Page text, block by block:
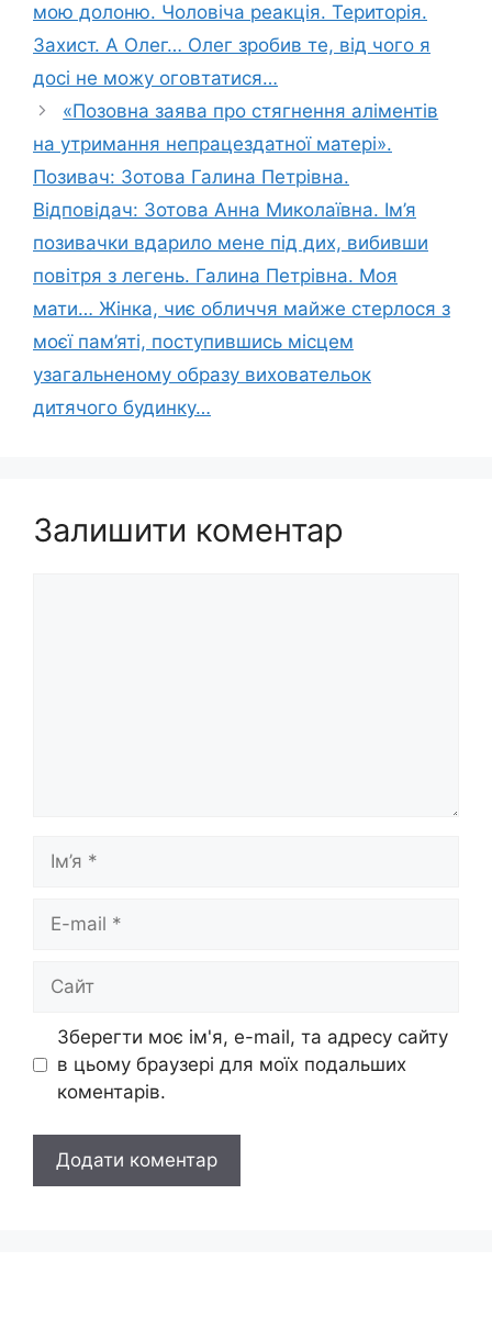
мою долоню. Чоловіча реакція. Територія.
Захист. А Олег… Олег зробив те, від чого я
досі не можу оговтатися…
«Позовна заява про стягнення аліментів
на утримання непрацездатної матері».
Позивач: Зотова Галина Петрівна.
Відповідач: Зотова Анна Миколаївна. Ім’я
позивачки вдарило мене під дих, вибивши
повітря з легень. Галина Петрівна. Моя
мати… Жінка, чиє обличчя майже стерлося з
моєї пам’яті, поступившись місцем
узагальненому образу виховательок
дитячого будинку…
Залишити коментар
Ім’я
Сайт
Зберегти моє ім'я, e-mail, та адресу сайту
в цьому браузері для моїх подальших
коментарів.